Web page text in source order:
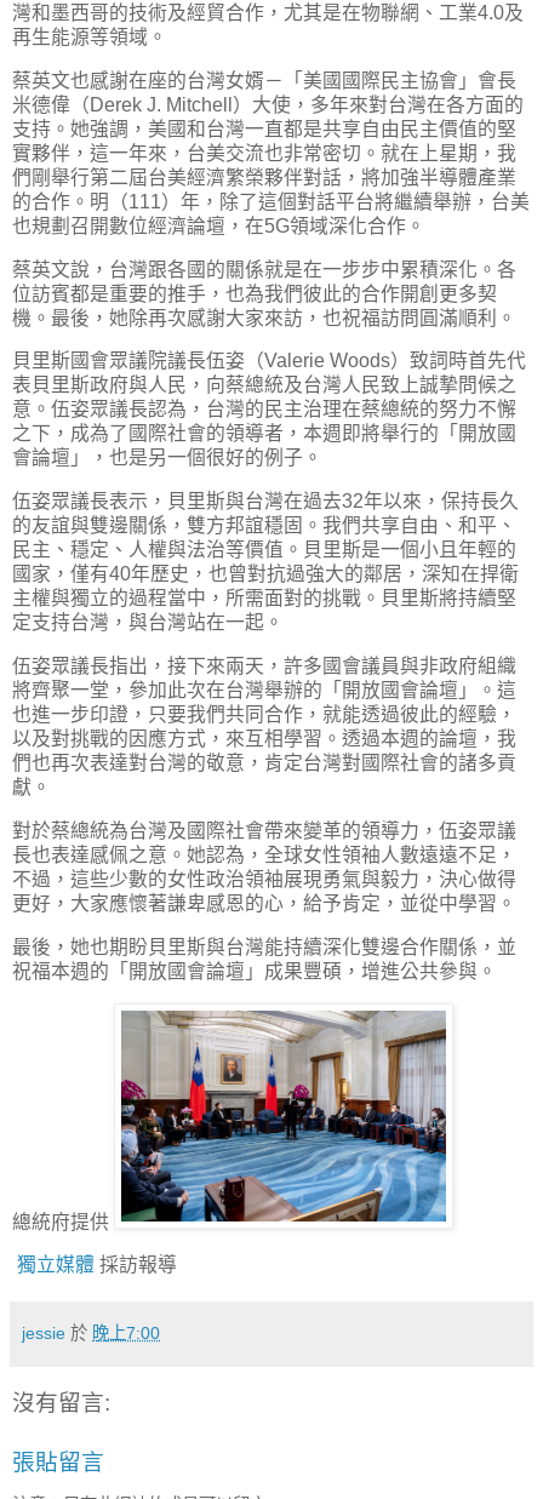
灣和墨西哥的技術及經貿合作，尤其是在物聯網、工業4.0及
再生能源等領域。
蔡英文也感謝在座的台灣女婿－「美國國際民主協會」會長
米德偉（Derek J. Mitchell）大使，多年來對台灣在各方面的
支持。她強調，美國和台灣一直都是共享自由民主價值的堅
實夥伴，這一年來，台美交流也非常密切。就在上星期，我
們剛舉行第二屆台美經濟繁榮夥伴對話，將加強半導體產業
的合作。明（111）年，除了這個對話平台將繼續舉辦，台美
也規劃召開數位經濟論壇，在5G領域深化合作。
蔡英文說，台灣跟各國的關係就是在一步步中累積深化。各
位訪賓都是重要的推手，也為我們彼此的合作開創更多契
機。最後，她除再次感謝大家來訪，也祝福訪問圓滿順利。
貝里斯國會眾議院議長伍姿（Valerie Woods）致詞時首先代
表貝里斯政府與人民，向蔡總統及台灣人民致上誠摯問候之
意。伍姿眾議長認為，台灣的民主治理在蔡總統的努力不懈
之下，成為了國際社會的領導者，本週即將舉行的「開放國
會論壇」，也是另一個很好的例子。
伍姿眾議長表示，貝里斯與台灣在過去32年以來，保持長久
的友誼與雙邊關係，雙方邦誼穩固。我們共享自由、和平、
民主、穩定、人權與法治等價值。貝里斯是一個小且年輕的
國家，僅有40年歷史，也曾對抗過強大的鄰居，深知在捍衛
主權與獨立的過程當中，所需面對的挑戰。貝里斯將持續堅
定支持台灣，與台灣站在一起。
伍姿眾議長指出，接下來兩天，許多國會議員與非政府組織
將齊聚一堂，參加此次在台灣舉辦的「開放國會論壇」。這
也進一步印證，只要我們共同合作，就能透過彼此的經驗，
以及對挑戰的因應方式，來互相學習。透過本週的論壇，我
們也再次表達對台灣的敬意，肯定台灣對國際社會的諸多貢
獻。
對於蔡總統為台灣及國際社會帶來變革的領導力，伍姿眾議
長也表達感佩之意。她認為，全球女性領袖人數遠遠不足，
不過，這些少數的女性政治領袖展現勇氣與毅力，決心做得
更好，大家應懷著謙卑感恩的心，給予肯定，並從中學習。
最後，她也期盼貝里斯與台灣能持續深化雙邊合作關係，並
祝福本週的「開放國會論壇」成果豐碩，增進公共參與。
總統府提供
獨立媒體 採訪報導
jessie 於 晚上7:00
沒有留言:
張貼留言